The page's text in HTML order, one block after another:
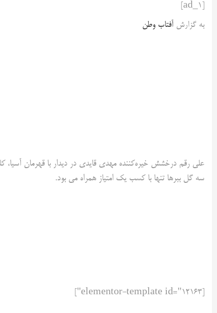
به گزارش آفتاب وطن
علی رقم درخشش خیره‌کننده مهدی قایدی در دیدار با قهرمان آسیا،
سه گل ببرها تنها با کسب یک امتیاز همراه می بود.